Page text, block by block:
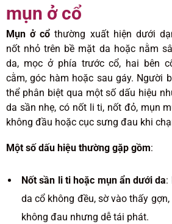
mụn ở cổ
Mụn ở cổ thường xuất hiện dưới
nốt nhỏ trên bề mặt da hoặc nằm
da, mọc ở phía trước cổ, hai bên
cằm, góc hàm hoặc sau gáy. Người
thể phân biệt qua một số dấu hiệu
da sần nhẹ, có nốt li ti, nốt đỏ, mụn
không đầu hoặc cục sưng đau khi
Một số dấu hiệu thường gặp gồm:
Nốt sần li ti hoặc mụn ẩn dưới da:
da cổ không đều, sờ vào thấy
không đau nhưng dễ tái phát.